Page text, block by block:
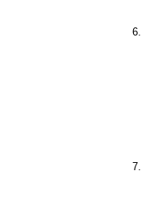
6.
7.